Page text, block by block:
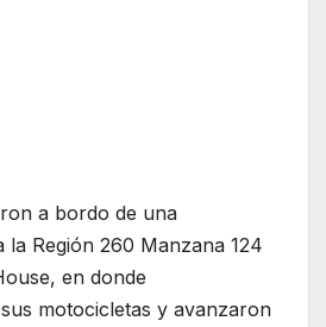
a bordo de una
la Región 260 Manzana 124
en donde
motocicletas y avanzaron